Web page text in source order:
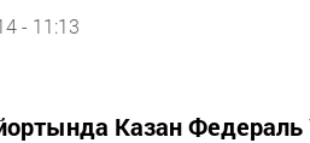
- 11:13
Казан